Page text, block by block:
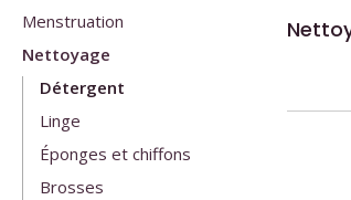
Menstruation
Nettoyage
Détergent
Linge
Éponges et chiffons
Brosses